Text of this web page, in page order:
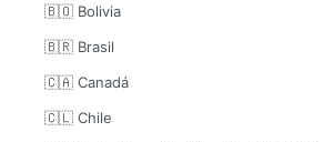
🇧🇴 Bolivia
🇧🇷 Brasil
🇨🇦 Canadá
🇨🇱 Chile